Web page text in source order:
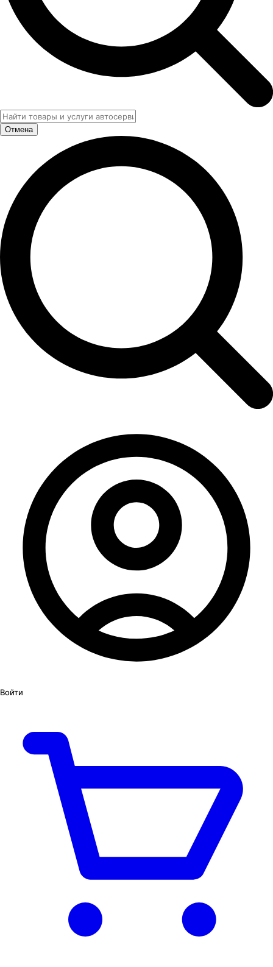
Отмена
Войти